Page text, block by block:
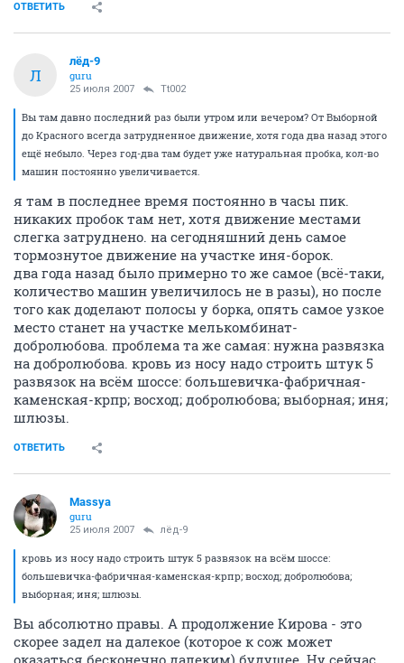
ОТВЕТИТЬ
Л
лёд-9
guru
25 июля 2007 Tt002
Вы там давно последний раз были утром или вечером? От Выборной
до Красного всегда затрудненное движение, хотя года два назад этого
ещё небыло. Через год-два там будет уже натуральная пробка, кол-во
машин постоянно увеличивается.
я там в последнее время постоянно в часы пик.
никаких пробок там нет, хотя движение местами
слегка затруднено. на сегодняшний день самое
тормознутое движение на участке иня-борок.
два года назад было примерно то же самое (всё-таки,
количество машин увеличилось не в разы), но после
того как доделают полосы у борка, опять самое узкое
место станет на участке мелькомбинат-
добролюбова. проблема та же самая: нужна развязка
на добролюбова. кровь из носу надо строить штук 5
развязок на всём шоссе: большевичка-фабричная-
каменская-крпр; восход; добролюбова; выборная; иня;
шлюзы.
ОТВЕТИТЬ
Massya
guru
25 июля 2007 лёд-9
кровь из носу надо строить штук 5 развязок на всём шоссе:
большевичка-фабричная-каменская-крпр; восход; добролюбова;
выборная; иня; шлюзы.
Вы абсолютно правы. А продолжение Кирова - это
скорее задел на далекое (которое к сож может
оказаться бесконечно далеким) будущее. Ну сейчас